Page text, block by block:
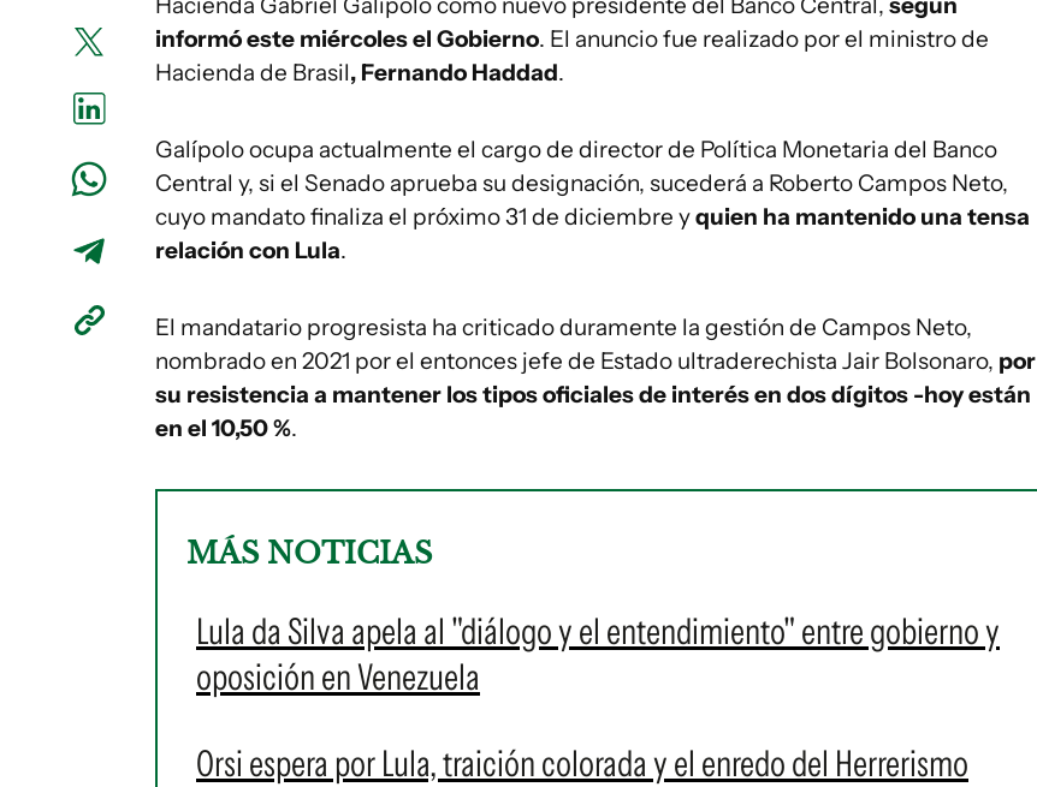
informó este miércoles el Gobierno. El anuncio fue realizado por el ministro de
Hacienda de Brasil, Fernando Haddad.
Galípolo ocupa actualmente el cargo de director de Política Monetaria del Banco
Central y, si el Senado aprueba su designación, sucederá a Roberto Campos Neto,
cuyo mandato finaliza el próximo 31 de diciembre yquien ha mantenido una tensa
relación con Lula.
El mandatario progresista ha criticado duramente la gestión de Campos Neto,
nombrado en 2021 por el entonces jefe de Estado ultraderechista Jair Bolsonaro, por
su resistencia a mantener los tipos oficiales de interés en dos dígitos -hoy están
en el 10,50 %.
MÁS NOTICIAS
Lula da Silva apela al "diálogo y el entendimiento" entre gobierno y
oposición en Venezuela
Orsi espera por Lula, traición colorada y el enredo del Herrerismo